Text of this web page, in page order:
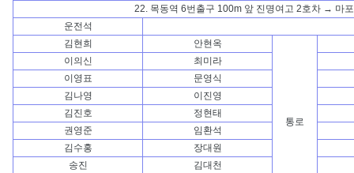
22. 목동역 6번출구 100m 앞 진명여고 2호차 → 마
운전석
김현희
안현옥
통로
이의신
최미라
이영표
문영식
김나영
이진영
김진호
정현태
권영준
임환석
김수홍
장대원
송진
김대천